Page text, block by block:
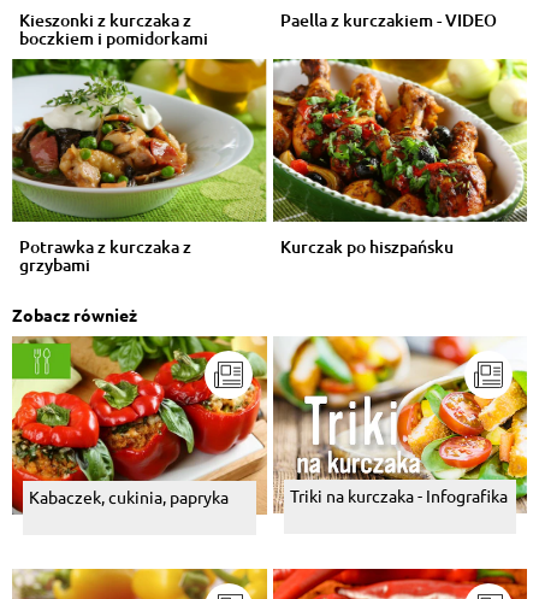
Kieszonki z kurczaka z
boczkiem i pomidorkami
Paella z kurczakiem - VIDEO
Potrawka z kurczaka z
grzybami
Kurczak po hiszpańsku
Zobacz również
Kabaczek, cukinia, papryka Triki na kurczaka - Infografika